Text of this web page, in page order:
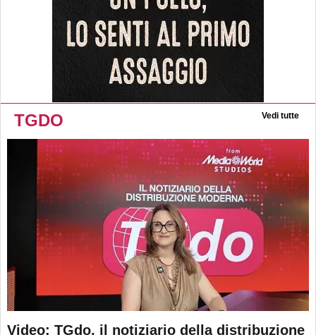
TGDO Vedi tutte
Video: TGdo, il notiziario della distribuzione